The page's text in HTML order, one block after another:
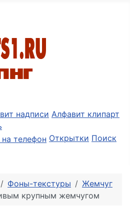
надписи Алфавит клипарт
Открытки Поиск
Фоны-текстуры
Жемчуг
крупным жемчугом